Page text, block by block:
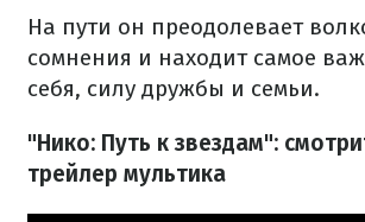
На пути он преодолевает
сомнения и находит самое
себя, силу дружбы и семьи.
"Нико: Путь к звездам":
трейлер мультика